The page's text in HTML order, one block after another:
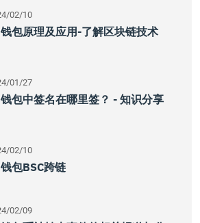
02/10
包原理及应用-了解区块链技术
01/27
包中签名在哪里签？ - 知识分享
02/10
包BSC跨链
02/09